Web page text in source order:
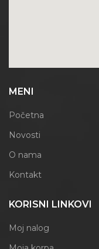
MENI
Početna
Novosti
O nama
Kontakt
KORISNI LINKOVI
Moj nalog